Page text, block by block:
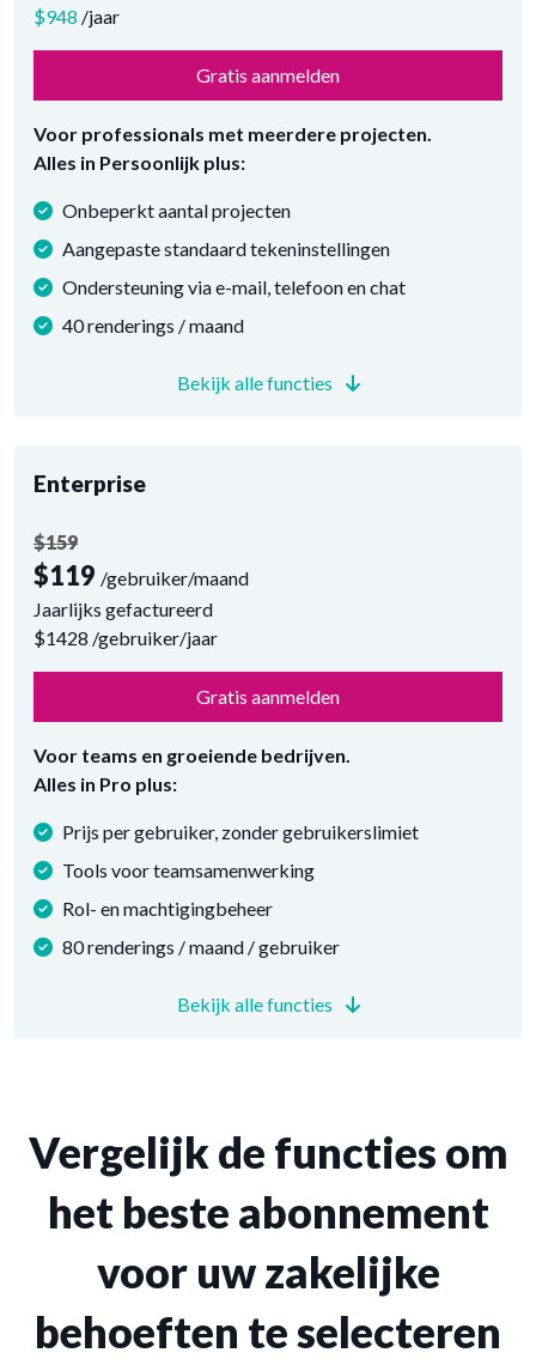
$948 /jaar
Gratis aanmelden
Voor professionals met meerdere projecten.
Alles in Persoonlijk plus:
Onbeperkt aantal projecten
Aangepaste standaard tekeninstellingen
Ondersteuning via e-mail, telefoon en chat
40 renderings / maand
Bekijk alle functies
Enterprise
$159
$119 /gebruiker/maand
Jaarlijks gefactureerd
$1428 /gebruiker/jaar
Gratis aanmelden
Voor teams en groeiende bedrijven.
Alles in Pro plus:
Prijs per gebruiker, zonder gebruikerslimiet
Tools voor teamsamenwerking
Rol- en machtigingbeheer
80 renderings / maand / gebruiker
Bekijk alle functies
Vergelijk de functies om
het beste abonnement
voor uw zakelijke
behoeften te selecteren